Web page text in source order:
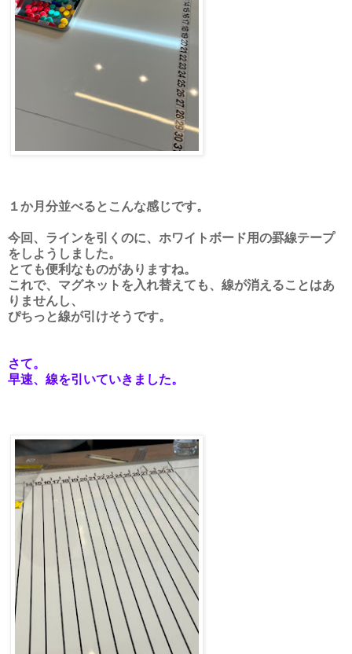
１か月分並べるとこんな感じです。
今回、ラインを引くのに、ホワイトボード用の罫線テープ
をしようしました。
とても便利なものがありますね。
これで、マグネットを入れ替えても、線が消えることはあ
りませんし、
ぴちっと線が引けそうです。
さて。
早速、線を引いていきました。